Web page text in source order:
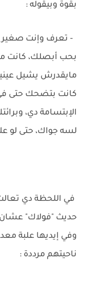
بقوة وبيقوله :
- تعرف وإنت صغير
بحب أبصلك، كانت
مايقدرش يشيل
كانت بتضحك حتى
الإبتسامة دي،
لسه جواك، حتى لو
في اللحظة دي
حديث "فولاك" عشان
وفي إيديها علبة
ناحيتهم مرددة :